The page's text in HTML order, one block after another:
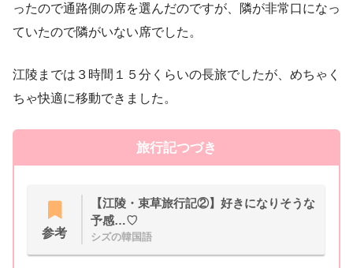
ったので通路側の席を選んだのですが、隣が非常口になっ
ていたので隣がいない席でした。
江陵までは３時間１５分くらいの長旅でしたが、めちゃく
ちゃ快適に移動できました。
旅行記つづき
参考
【江陵・束草旅行記②】好きになりそうな
予感…♡
シズの韓国語